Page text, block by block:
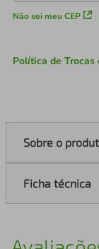
Não sei meu CEP
Política de Trocas
Sobre o
Ficha técnica